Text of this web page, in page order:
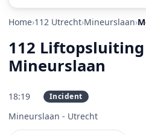
Home 112 Utrecht Mineurslaan
112
Mineurslaan
18:19 Incident
Mineurslaan - Utrecht